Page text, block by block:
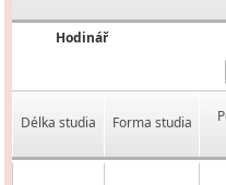
Hodinář
Délka studia Forma studia